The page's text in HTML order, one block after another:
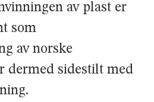
av plast er
som
av norske
dermed sidestilt med